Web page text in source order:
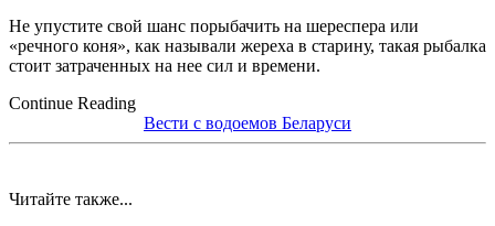
Не упустите свой шанс порыбачить на шереспера или
«речного коня», как называли жереха в старину, такая рыбалка
стоит затраченных на нее сил и времени.
Continue Reading
Вести с водоемов Беларуси
Читайте также...